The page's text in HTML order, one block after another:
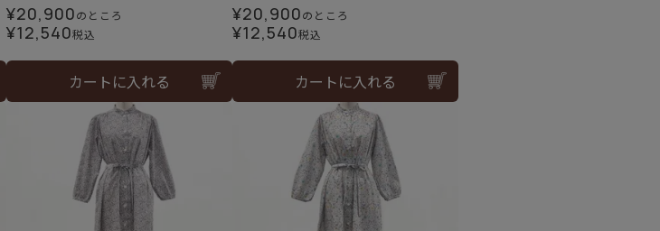
¥20,900のところ
¥12,540税込
カートに入れる
¥20,900のところ
¥12,540税込
カートに入れる